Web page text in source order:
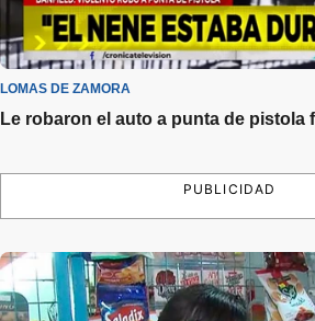
LOMAS DE ZAMORA
Le robaron el auto a punta de pistola
PUBLICIDAD